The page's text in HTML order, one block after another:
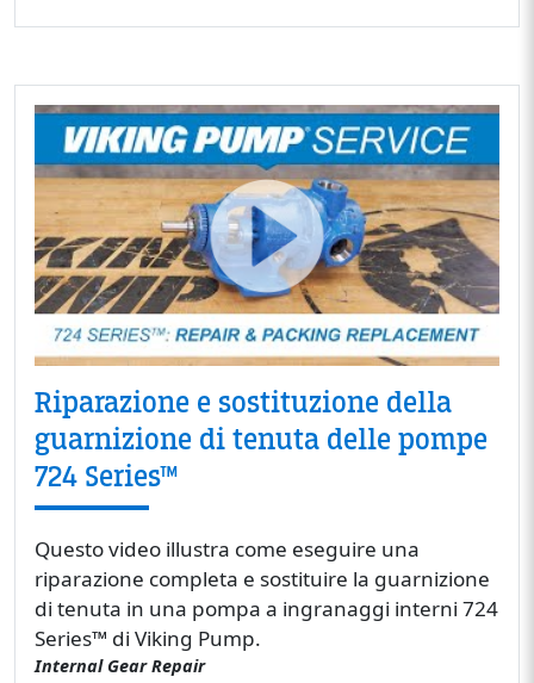
Riparazione e sostituzione della
guarnizione di tenuta delle pompe
724 Series™
Questo video illustra come eseguire una
riparazione completa e sostituire la guarnizione
di tenuta in una pompa a ingranaggi interni 724
Series™ di Viking Pump.
Internal Gear Repair